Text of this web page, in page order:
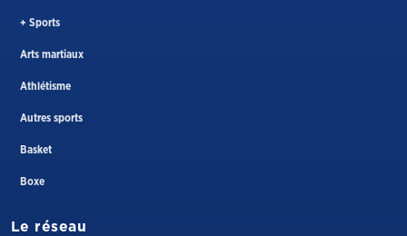
+ Sports
Arts martiaux
Athlétisme
Autres sports
Basket
Boxe
Le réseau